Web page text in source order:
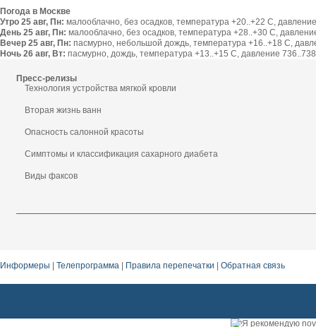
Погода в Москве
Утро 25 авг, Пн: малооблачно, без осадков, температура +20..+22 С,
День 25 авг, Пн: малооблачно, без осадков, температура +28..+30 С,
Вечер 25 авг, Пн: пасмурно, небольшой дождь, температура +16..+18 С,
Ночь 26 авг, Вт: пасмурно, дождь, температура +13..+15 С, давление
Пресс-релизы
Технология устройства мягкой кровли
Вторая жизнь ванн
Опасность салонной красоты
Симптомы и классификация сахарного диабета
Виды факсов
Информеры Телепрограмма Правила перепечатки Обратная связь